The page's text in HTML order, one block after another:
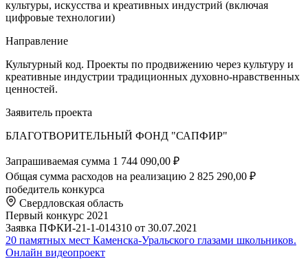
культуры, искусства и креативных индустрий (включая
цифровые технологии)
Направление
Культурный код. Проекты по продвижению через культуру и
креативные индустрии традиционных духовно-нравственных
ценностей.
Заявитель проекта
БЛАГОТВОРИТЕЛЬНЫЙ ФОНД "САПФИР"
Запрашиваемая сумма 1 744 090,00 ₽
Общая сумма расходов на реализацию 2 825 290,00 ₽
победитель конкурса
Свердловская область
Первый конкурс 2021
Заявка ПФКИ-21-1-014310 от 30.07.2021
20 памятных мест Каменска-Уральского глазами школьников.
Онлайн видеопроект